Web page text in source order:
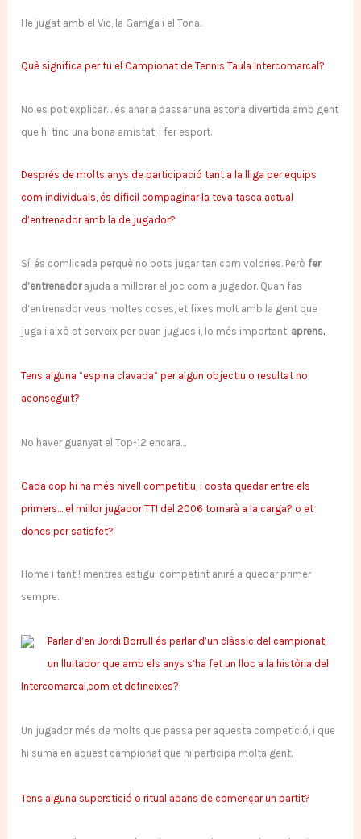
He jugat amb el Vic, la Garriga i el Tona.
Què significa per tu el Campionat de Tennis Taula Intercomarcal?
No es pot explicar… és anar a passar una estona divertida amb gent
que hi tinc una bona amistat, i fer esport.
Després de molts anys de participació tant a la lliga per equips
com individuals, és dificil compaginar la teva tasca actual
d’entrenador amb la de jugador?
Sí, és comlicada perquè no pots jugar tan com voldries. Però fer
d’entrenadorajuda a millorar el joc com a jugador. Quan fas
d’entrenador veus moltes coses, et fixes molt amb la gent que
juga i això et serveix per quan jugues i, lo més important, aprens.
Tens alguna “espina clavada” per algun objectiu o resultat no
aconseguit?
No haver guanyat el Top-12 encara…
Cada cop hi ha més nivell competitiu, i costa quedar entre els
primers… el millor jugador TTI del 2006 tornarà a la carga? o et
dones per satisfet?
Home i tant!! mentres estigui competint aniré a quedar primer
sempre.
Parlar d’en Jordi Borrull és parlar d’un clàssic del campionat,
un lluitador que amb els anys s’ha fet un lloc a la història del
Intercomarcal,com et defineixes?
Un jugador més de molts que passa per aquesta competició, i que
hi suma en aquest campionat que hi participa molta gent.
Tens alguna superstició o ritual abans de començar un partit?